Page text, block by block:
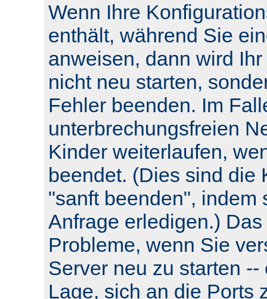
Wenn Ihre
enthält, während Sie
anweisen, dann wird
nicht neu starten,
Fehler beenden. Im
unterbrechungsfreien
Kinder weiterlaufen,
beendet. (Dies sind die
"sanft beenden", indem
Anfrage erledigen.)
Probleme, wenn Sie
Server neu zu starten
Lage, sich an die Ports